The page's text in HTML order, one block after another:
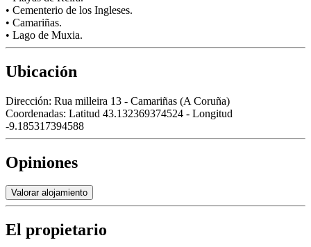
• Cementerio de los Ingleses.
• Camariñas.
• Lago de Muxia.
Ubicación
Dirección: Rua milleira 13 - Camariñas (A Coruña)
Coordenadas: Latitud 43.132369374524 - Longitud
-9.185317394588
Opiniones
Valorar alojamiento
El propietario